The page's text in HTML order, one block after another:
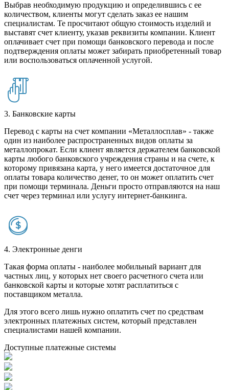
Выбрав необходимую продукцию и определившись с ее
количеством, клиенты могут сделать заказ ее нашим
специалистам. Те просчитают общую стоимость изделий и
выставят счет клиенту, указав реквизиты компании. Клиент
оплачивает счет при помощи банковского перевода и после
подтверждения оплаты может забирать приобретенный товар
или воспользоваться оплаченной услугой.
3. Банковские карты
Перевод с карты на счет компании «Металлосплав» - также
один из наиболее распространенных видов оплаты за
металлопрокат. Если клиент является держателем банковской
карты любого банковского учреждения страны и на счете, к
которому привязана карта, у него имеется достаточное для
оплаты товара количество денег, то он может оплатить счет
при помощи терминала. Деньги просто отправляются на наш
счет через терминал или услугу интернет-банкинга.
4. Электронные денги
Такая форма оплаты - наиболее мобильный вариант для
частных лиц, у которых нет своего расчетного счета или
банковской карты и которые хотят расплатиться с
поставщиком металла.
Для этого всего лишь нужно оплатить счет по средствам
электронных платежных систем, который представлен
специалистами нашей компании.
Доступные платежные системы